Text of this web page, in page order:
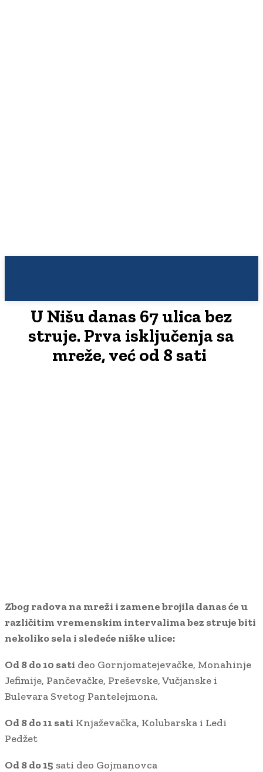
U Nišu danas 67 ulica bez
struje. Prva isključenja sa
mreže, već od 8 sati
Zbog radova na mreži i zamene brojila danas će u
različitim vremenskim intervalima bez struje biti
nekoliko sela i sledeće niške ulice:
Od 8 do 10 sati deo Gornjomatejevačke, Monahinje
Jefimije, Pančevačke, Preševske, Vučjanske i
Bulevara Svetog Pantelejmona.
Od 8 do 11 sati Knjaževačka, Kolubarska i Ledi
Pedžet
Od 8 do 15 sati deo Gojmanovca